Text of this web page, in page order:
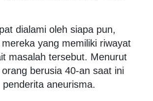
dialami oleh siapa pun,
yang memiliki riwayat
masalah tersebut. Menurut
berusia 40-an saat ini
aneurisma.